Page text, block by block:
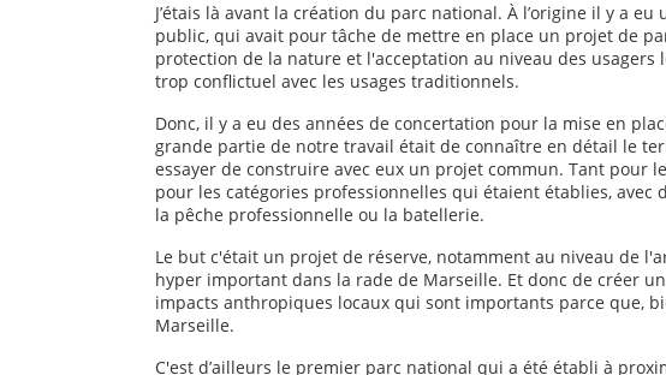
J’étais là avant la création du parc national. À l’origine il y a
public, qui avait pour tâche de mettre en place un projet de
protection de la nature et l'acceptation au niveau des usagers
trop conflictuel avec les usages traditionnels.
Donc, il y a eu des années de concertation pour la mise en
grande partie de notre travail était de connaître en détail le
essayer de construire avec eux un projet commun. Tant pour
pour les catégories professionnelles qui étaient établies, avec
la pêche professionnelle ou la batellerie.
Le but c'était un projet de réserve, notamment au niveau de
hyper important dans la rade de Marseille. Et donc de créer
impacts anthropiques locaux qui sont importants parce que,
Marseille.
C'est d’ailleurs le premier parc national qui a été établi à